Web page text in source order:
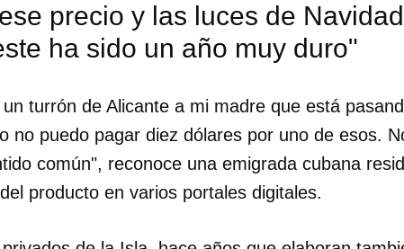
precio y las luces de
ha sido un año muy duro"
turrón de Alicante a mi madre que está
no puedo pagar diez dólares por uno de esos.
común", reconoce una emigrada cubana
producto en varios portales digitales.